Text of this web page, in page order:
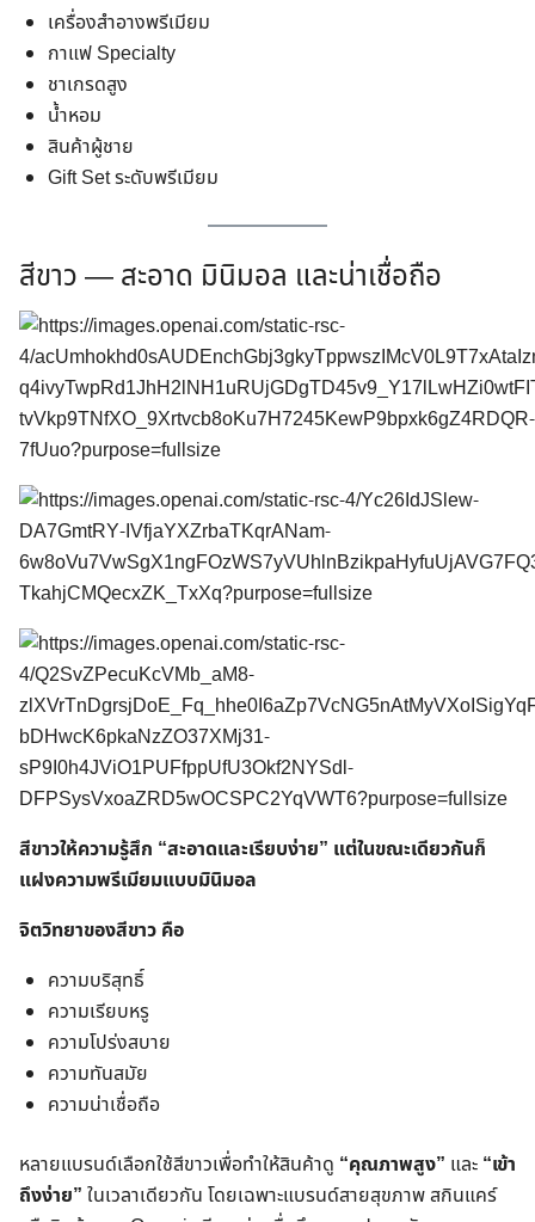
เครื่องสำอางพรีเมียม
กาแฟ Specialty
ชาเกรดสูง
น้ำหอม
สินค้าผู้ชาย
Gift Set ระดับพรีเมียม
สีขาว — สะอาด มินิมอล และน่าเชื่อถือ
สีขาวให้ความรู้สึก “สะอาดและเรียบง่าย” แต่ในขณะเดียวกันก็
แฝงความพรีเมียมแบบมินิมอล
จิตวิทยาของสีขาว คือ
ความบริสุทธิ์
ความเรียบหรู
ความโปร่งสบาย
ความทันสมัย
ความน่าเชื่อถือ
หลายแบรนด์เลือกใช้สีขาวเพื่อทำให้สินค้าดู “คุณภาพสูง” และ “เข้า
ถึงง่าย” ในเวลาเดียวกัน โดยเฉพาะแบรนด์สายสุขภาพ สกินแคร์